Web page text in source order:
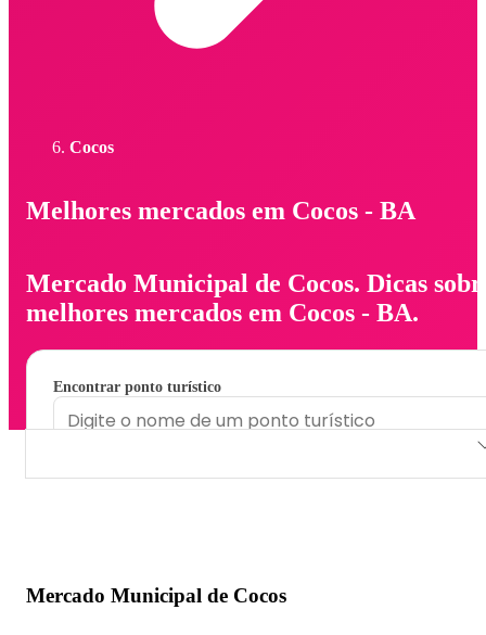
Cocos
Melhores mercados em Cocos - BA
Mercado Municipal de Cocos. Dicas
melhores mercados em Cocos - BA.
Encontrar ponto turístico
Mercado Municipal de Cocos